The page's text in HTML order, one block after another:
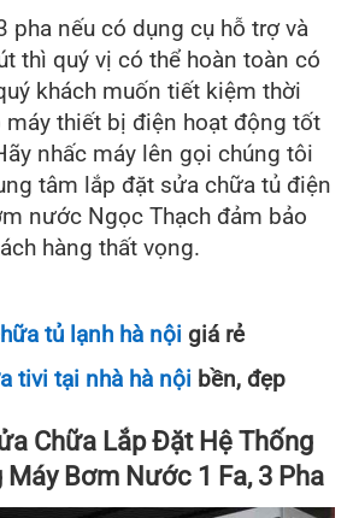
pha nếu có dụng cụ hỗ trợ và
thì quý vị có thể hoàn toàn có
khách muốn tiết kiệm thời
máy thiết bị điện hoạt động tốt
nhấc máy lên gọi chúng tôi
tâm lắp đặt sửa chữa tủ điện
nước Ngọc Thạch đảm bảo
hàng thất vọng.
tủ lạnh hà nội giá rẻ
tivi tại nhà hà nội bền, đẹp
Chữa Lắp Đặt Hệ Thống
Bơm Nước 1 Fa, 3 Pha